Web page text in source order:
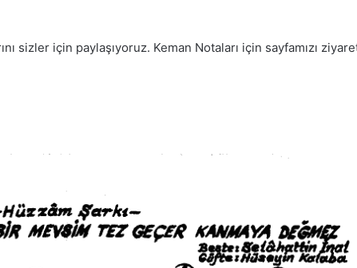
sizler için paylaşıyoruz. Keman Notaları için sayfamızı